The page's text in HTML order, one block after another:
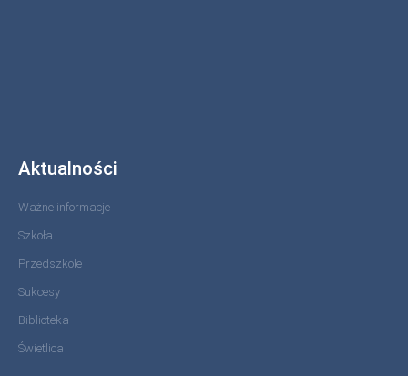
Aktualności
Ważne informacje
Szkoła
Przedszkole
Sukcesy
Biblioteka
Świetlica